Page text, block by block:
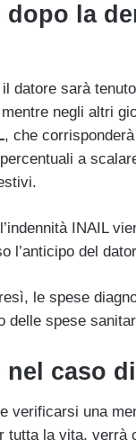
dopo la
datore sarà
negli altri
, che
a
INAIL
l’anticipo del
le spese
delle spese
nel caso
verificarsi una
tutta la vita,